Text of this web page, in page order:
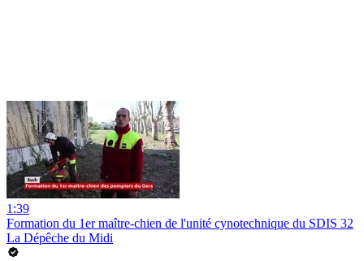
1:39
Formation du 1er maître-chien de l'unité cynotechnique du SDIS 32
La Dépêche du Midi